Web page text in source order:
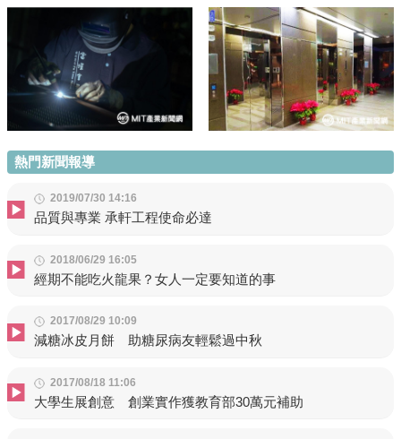
熱門新聞報導
2019/07/30 14:16
品質與專業 承軒工程使命必達
2018/06/29 16:05
經期不能吃火龍果？女人一定要知道的事
2017/08/29 10:09
減糖冰皮月餅 助糖尿病友輕鬆過中秋
2017/08/18 11:06
大學生展創意 創業實作獲教育部30萬元補助